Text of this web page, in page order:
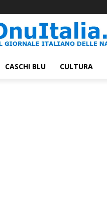
CASCHI BLU CULTURA